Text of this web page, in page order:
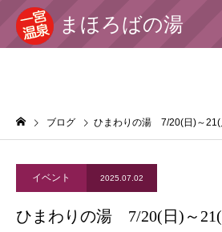
まほろばの湯
ブログ ひまわりの湯 7/20(日)～21(
イベント 2025.07.02
ひまわりの湯 7/20(日)～